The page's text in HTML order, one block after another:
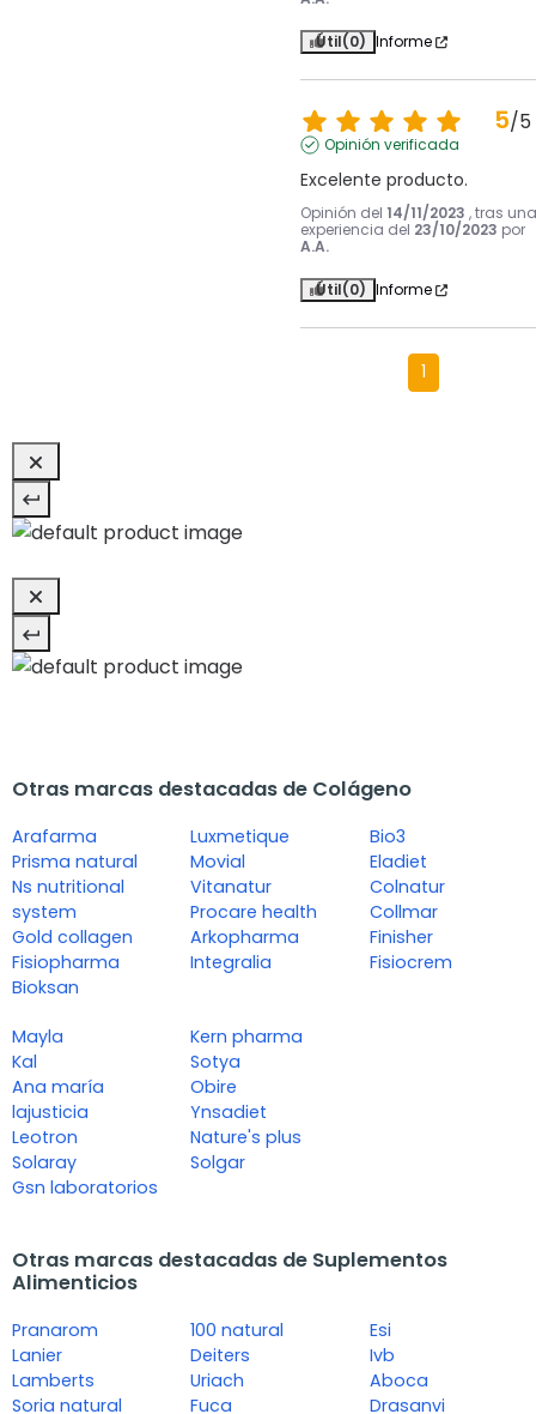
Útil(0) Informe
5/5
Opinión verificada
Excelente producto.
Opinión del 14/11/2023 , tras una
experiencia del 23/10/2023 por
A.A.
Útil(0) Informe
1
Otras marcas destacadas de Colágeno
Arafarma
Prisma natural
Ns nutritional
system
Gold collagen
Fisiopharma
Bioksan
Luxmetique
Movial
Vitanatur
Procare health
Arkopharma
Integralia
Bio3
Eladiet
Colnatur
Collmar
Finisher
Fisiocrem
Mayla
Kal
Ana maría
lajusticia
Leotron
Solaray
Gsn laboratorios
Kern pharma
Sotya
Obire
Ynsadiet
Nature's plus
Solgar
Otras marcas destacadas de Suplementos
Alimenticios
Pranarom
Lanier
Lamberts
Soria natural
100 natural
Deiters
Uriach
Fuca
Esi
Ivb
Aboca
Drasanvi